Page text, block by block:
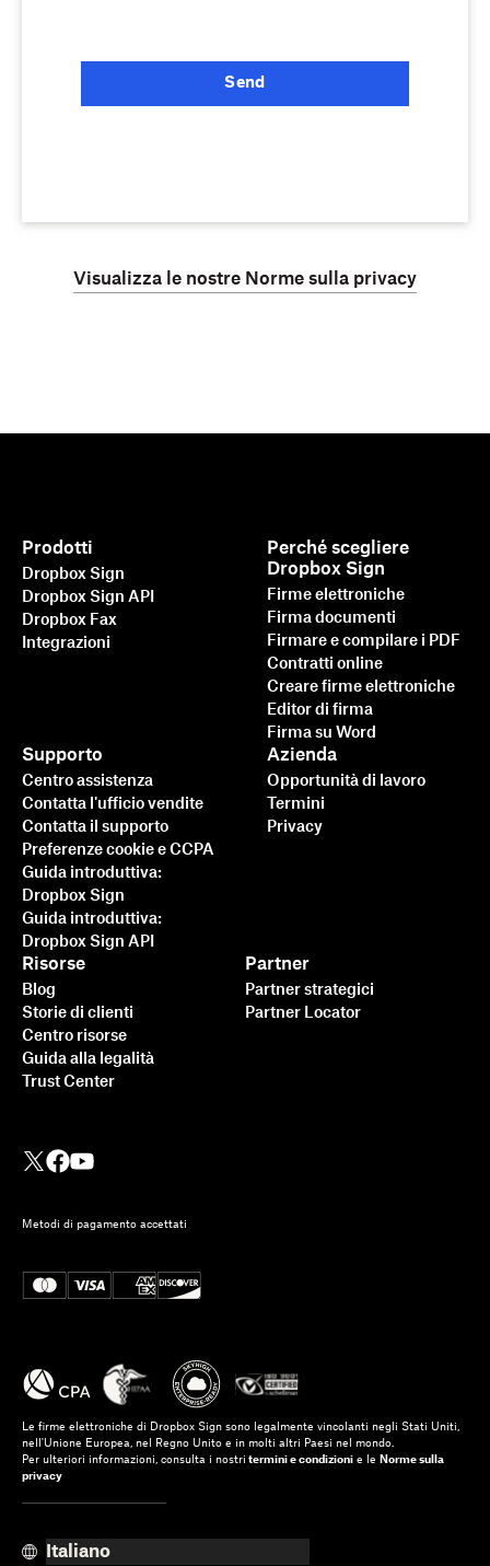
Send
Visualizza le nostre Norme sulla privacy
Più veloce, più intelligente,
più sicuro: ecco come
Dropbox Sign accelera il
business nel 2025
tutorial dettagliato
Ulteriori informazioni
Prodotti
Dropbox Sign
Dropbox Sign API
Dropbox Fax
Integrazioni
Perché scegliere
Dropbox Sign
Firme elettroniche
Firma documenti
Firmare e compilare i PDF
Contratti online
Creare firme elettroniche
Editor di firma
Firma su Word
Supporto
Centro assistenza
Contatta l'ufficio vendite
Contatta il supporto
Preferenze cookie e CCPA
Guida introduttiva:
Dropbox Sign
Guida introduttiva:
Dropbox Sign API
Risorse
Blog
Storie di clienti
Centro risorse
Guida alla legalità
Trust Center
Partner
Partner strategici
Partner Locator
Azienda
Opportunità di lavoro
Termini
Privacy
Metodi di pagamento accettati
Le firme elettroniche di Dropbox Sign sono legalmente vincolanti negli Stati Uniti,
nell'Unione Europea, nel Regno Unito e in molti altri Paesi nel mondo.
Per ulteriori informazioni, consulta i nostri termini e condizioni e le Norme sulla
privacy